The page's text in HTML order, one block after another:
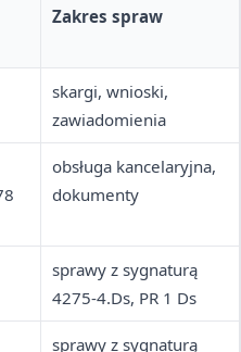
Zakres spraw
skargi, wnioski,
zawiadomienia
obsługa kancelaryjna,
dokumenty
sprawy z sygnaturą
4275-4.Ds, PR 1 Ds
sprawy z sygnaturą